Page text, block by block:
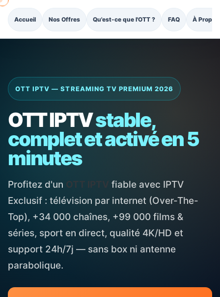
Accueil Nos Offres Qu'est-ce que l'OTT ? FAQ À Propos
OTT IPTV — STREAMING TV PREMIUM 2026
OTT IPTVstable,
complet et activé en 5
minutes
Profitez d'un OTT IPTV
fiable avec IPTV
Exclusif : télévision par internet (Over-The-
Top), +34 000 chaînes, +99 000 films &
séries, sport en direct, qualité 4K/HD et
support 24h/7j — sans box ni antenne
parabolique.